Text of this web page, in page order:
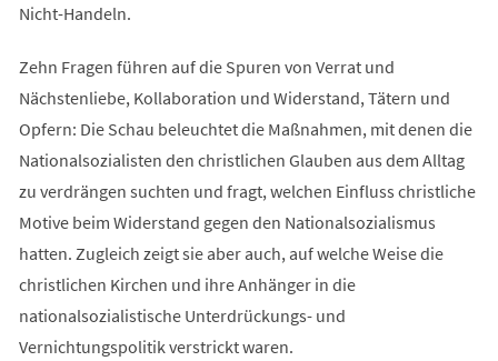
Nicht-Handeln.
Zehn Fragen führen auf die Spuren von Verrat und
Nächstenliebe, Kollaboration und Widerstand, Tätern und
Opfern: Die Schau beleuchtet die Maßnahmen, mit denen die
Nationalsozialisten den christlichen Glauben aus dem Alltag
zu verdrängen suchten und fragt, welchen Einfluss christliche
Motive beim Widerstand gegen den Nationalsozialismus
hatten. Zugleich zeigt sie aber auch, auf welche Weise die
christlichen Kirchen und ihre Anhänger in die
nationalsozialistische Unterdrückungs- und
Vernichtungspolitik verstrickt waren.